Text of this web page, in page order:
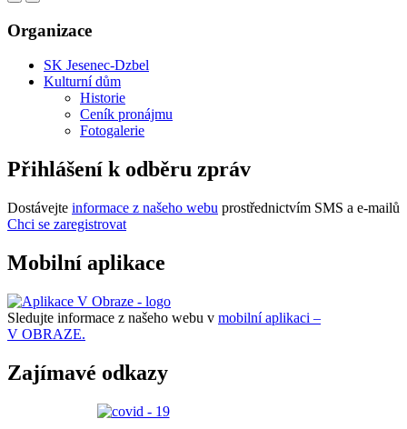
Organizace
SK Jesenec-Dzbel
Kulturní dům
Historie
Ceník pronájmu
Fotogalerie
Přihlášení k odběru zpráv
Dostávejte informace z našeho webu prostřednictvím SMS a e-mailů
Chci se zaregistrovat
Mobilní aplikace
Sledujte informace z našeho webu v mobilní aplikaci –
V OBRAZE.
Zajímavé odkazy